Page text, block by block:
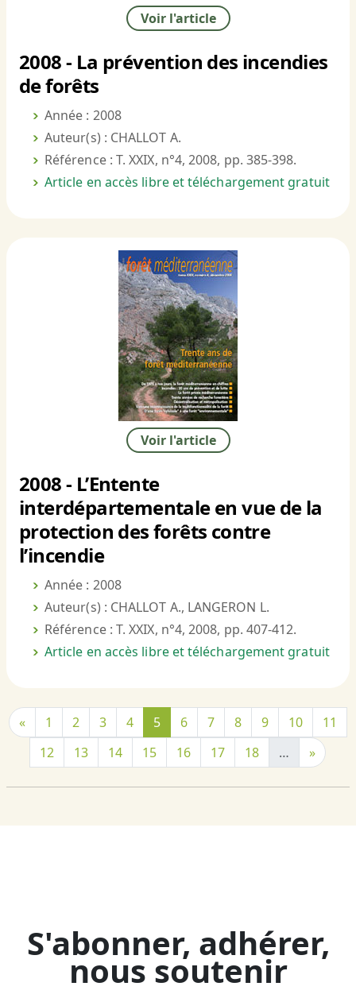
Voir l'article
2008 - La prévention des incendies
de forêts
Année : 2008
Auteur(s) : CHALLOT A.
Référence : T. XXIX, n°4, 2008, pp. 385-398.
Article en accès libre et téléchargement gratuit
Voir l'article
2008 - L’Entente
interdépartementale en vue de la
protection des forêts contre
l’incendie
Année : 2008
Auteur(s) : CHALLOT A., LANGERON L.
Référence : T. XXIX, n°4, 2008, pp. 407-412.
Article en accès libre et téléchargement gratuit
« 1 2 3 4 5 6 7 8 9 10
11
12
13 14 15 16 17 18 … »
S'abonner, adhérer,
nous soutenir